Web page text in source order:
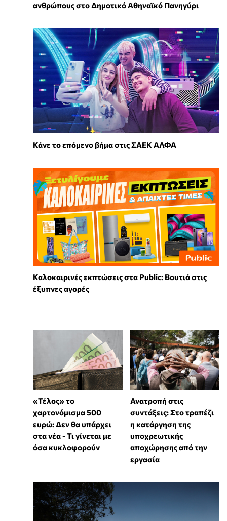
ανθρώπους στο Δημοτικό Αθηναϊκό Πανηγύρι
Κάνε το επόμενο βήμα στις ΣΑΕΚ ΑΛΦΑ
Καλοκαιρινές εκπτώσεις στα Public: Βουτιά στις
έξυπνες αγορές
«Τέλος» το
χαρτονόμισμα 500
ευρώ: Δεν θα υπάρχει
στα νέα - Τι γίνεται με
όσα κυκλοφορούν
Ανατροπή στις
συντάξεις: Στο τραπέζι
η κατάργηση της
υποχρεωτικής
αποχώρησης από την
εργασία